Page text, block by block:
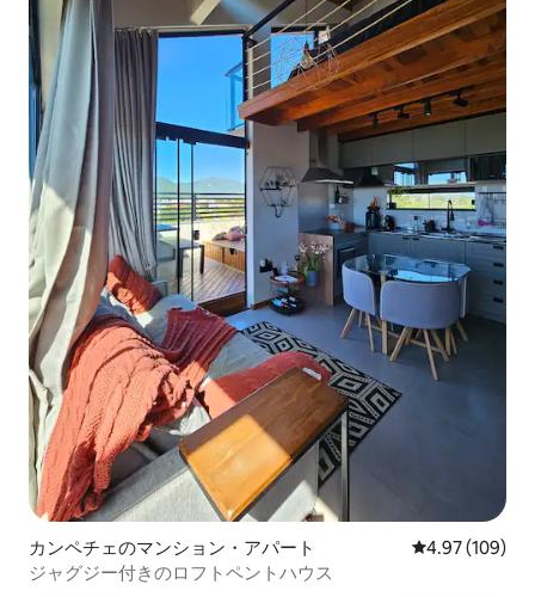
カンペチェのマンション・アパート レビュー109
4.97 (109)
ジャグジー付きのロフトペントハウス